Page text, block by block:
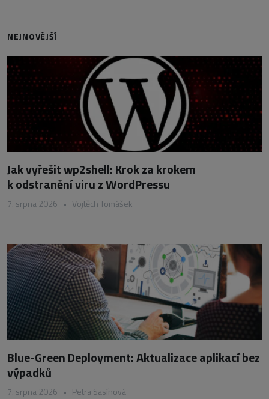
NEJNOVĚJŠÍ
Jak vyřešit wp2shell: Krok za krokem
k odstranění viru z WordPressu
7. srpna 2026 • Vojtěch Tomášek
Blue-Green Deployment: Aktualizace aplikací bez
výpadků
7. srpna 2026 • Petra Sasínová